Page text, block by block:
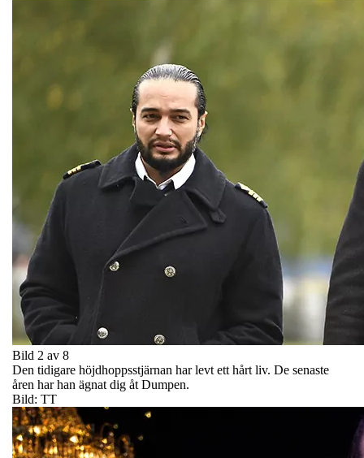
Bild 2 av 8
Den tidigare höjdhoppsstjärnan har levt ett hårt liv. De senaste
åren har han ägnat dig åt Dumpen.
Bild: TT